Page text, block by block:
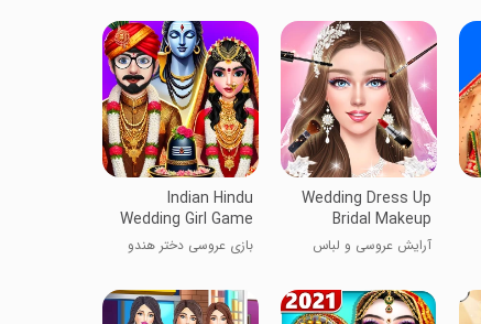
Wedding Dress Up
Bridal Makeup
آرایش عروسی و لباس
Indian Hindu
Wedding Girl Game
بازی عروسی دختر هندو